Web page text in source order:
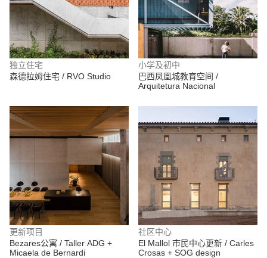
独立住宅
森德拉姆住宅 / RVO Studio
小学及初中
巴西凤凰城教育空间 /
Arquitetura Nacional
更新项目
Bezares公寓 / Taller ADG +
Micaela de Bernardi
社区中心
El Mallol 市民中心更新 / Carles
Crosas + SOG design